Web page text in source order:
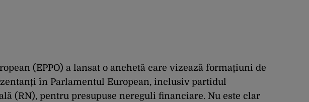
(EPPO) a lansat o anchetă care vizează formațiuni de
în Parlamentul European, inclusiv partidul
(RN), pentru presupuse nereguli financiare. Nu este clar